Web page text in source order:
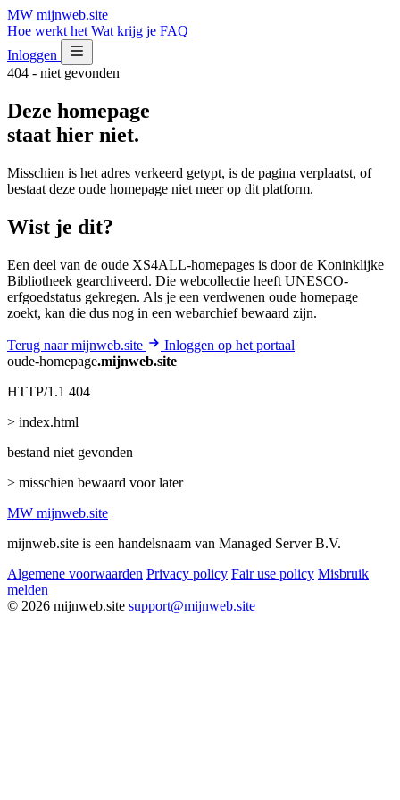
MW mijnweb.site
Hoe werkt het Wat krijg je FAQ
Inloggen
404 - niet gevonden
Deze homepage
staat hier niet.
Misschien is het adres verkeerd getypt, is de pagina verplaatst, of
bestaat deze oude homepage niet meer op dit platform.
Wist je dit?
Een deel van de oude XS4ALL-homepages is door de Koninklijke
Bibliotheek gearchiveerd. Die webcollectie heeft UNESCO-
erfgoedstatus gekregen. Als je een verdwenen oude homepage
zoekt, kan die dus nog in een webarchief bewaard zijn.
Terug naar mijnweb.site
Inloggen op het portaal
oude-homepage.mijnweb.site
HTTP/1.1 404
> index.html
bestand niet gevonden
> misschien bewaard voor later
MW mijnweb.site
mijnweb.site is een handelsnaam van Managed Server B.V.
Algemene voorwaarden Privacy policy Fair use policy Misbruik
melden
© 2026 mijnweb.site support@mijnweb.site